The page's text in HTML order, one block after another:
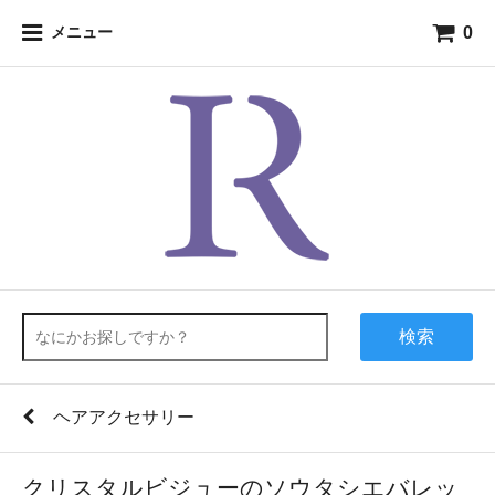
メニュー 0
検索
ヘアアクセサリー
クリスタルビジューのソウタシエバレッ